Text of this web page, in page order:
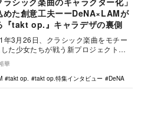
めた創意工夫ーーDeNA×LAMが
『takt op.』キャラデザの裏側
年3月26日、クラシック楽曲をモチー
た少女たちが戦う新プロジェクト
op.（タクトオーパス）』が発表さ
華
takt op. takt op.特集インタビュー DeNA